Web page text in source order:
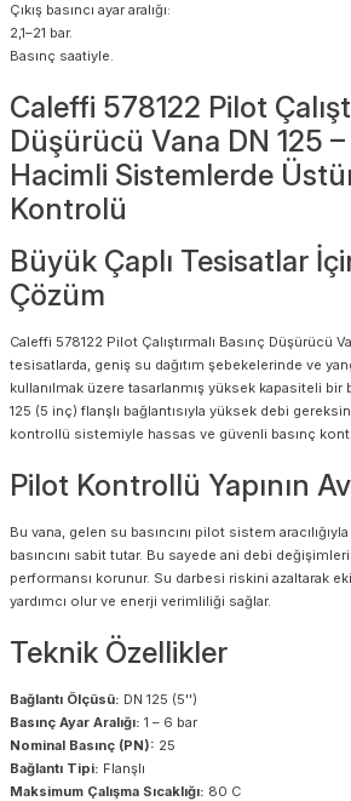
Çıkış basıncı ayar aralığı:
2,1–21 bar.
Basınç saatiyle.
Caleffi 578122 Pilot
Düşürücü Vana DN 125
Hacimli Sistemlerde
Kontrolü
Büyük Çaplı Tesisatlar
Çözüm
Caleffi 578122 Pilot Çalıştırmalı Basınç Düşürücü
tesisatlarda, geniş su dağıtım şebekelerinde ve
kullanılmak üzere tasarlanmış yüksek kapasiteli bir
125 (5 inç) flanşlı bağlantısıyla yüksek debi
kontrollü sistemiyle hassas ve güvenli basınç
Pilot Kontrollü Yapının
Bu vana, gelen su basıncını pilot sistem
basıncını sabit tutar. Bu sayede ani debi
performansı korunur. Su darbesi riskini azaltarak
yardımcı olur ve enerji verimliliği sağlar.
Teknik Özellikler
Bağlantı Ölçüsü: DN 125 (5'')
Basınç Ayar Aralığı: 1 – 6 bar
Nominal Basınç (PN): 25
Bağlantı Tipi: Flanşlı
Maksimum Çalışma Sıcaklığı: 80 C